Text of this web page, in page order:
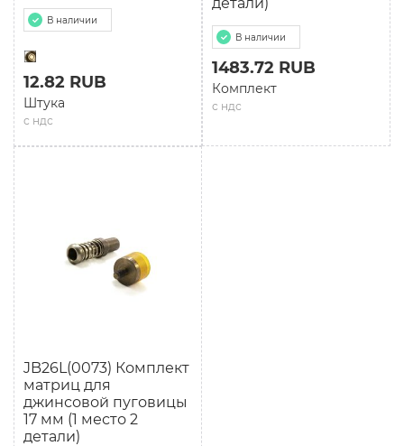
В наличии
с ндс
12.82 RUB
Штука
В наличии
с ндс
1483.72 RUB
Комплект
JB26L(0073) Комплект
матриц для
джинсовой пуговицы
17 мм (1 место 2
детали)